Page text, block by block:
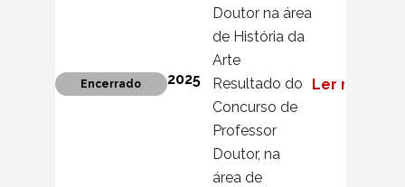
Doutor na área
de História da
Arte
Encerrado 2025
Resultado do
Concurso de
Professor
Doutor, na
área de
Ler mais